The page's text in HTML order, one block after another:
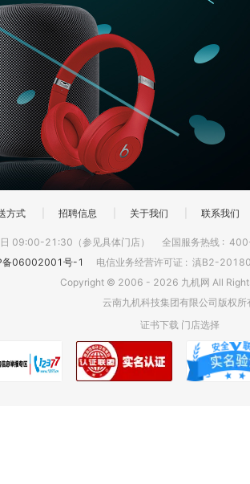
方式 招聘信息 关于我们 联系我们
09:00-21:30（参见具体门店） 全国服务热线 :
备06002001号-1
电信业务经营许可证 : 滇B2-
Copyright © 2006 - 2026 九机网 All
云南九机科技集团有限公司版权所
证书下载 门店选择